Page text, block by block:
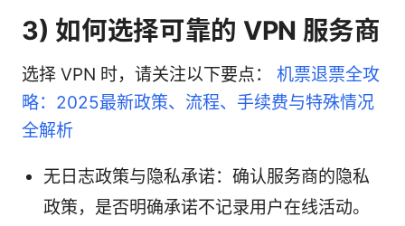
3) 如何选择可靠的 VPN 服务商
选择 VPN 时，请关注以下要点： 机票退票全攻
略：2025最新政策、流程、手续费与特殊情况
全解析
无日志政策与隐私承诺：确认服务商的隐私
政策，是否明确承诺不记录用户在线活动。